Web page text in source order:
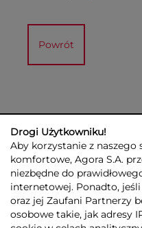
Powrót
GRUPA AGORA DLA
ESG
KONTAKT
Drogi Użytkowniku!
Aby korzystanie z naszego
komfortowe, Agora S.A.
niezbędne do
internetowej. Ponadto,
oraz jej Zaufani Partnerzy
osobowe takie, jak adresy